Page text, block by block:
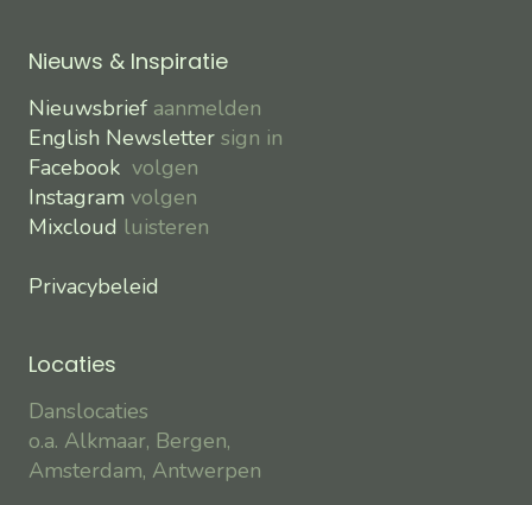
Nieuws & Inspiratie
Nieuwsbrief aanmelden
English Newslettersign in
Facebook volgen
Instagram volgen
Mixcloud luisteren
Privacybeleid
Locaties
Danslocaties
o.a. Alkmaar, Bergen,
Amsterdam, Antwerpen